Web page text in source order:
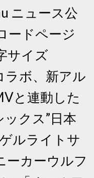
ニュース公
ードページ
サイズ
ラボ、新アル
と連動した
クス”日本
ルライトサ
ーカーウルフ